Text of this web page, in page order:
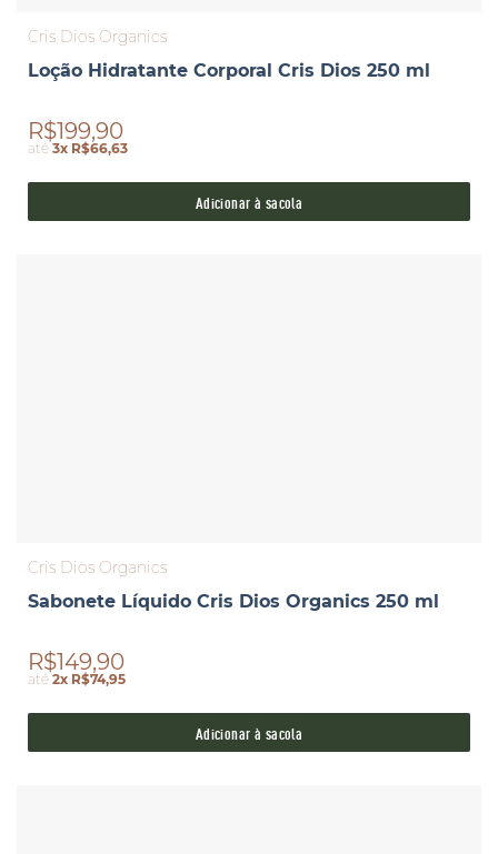
Cris Dios Organics
Loção Hidratante Corporal Cris Dios 250 ml
R$199,90
até3x R$66,63
Adicionar à sacola
Cris Dios Organics
Sabonete Líquido Cris Dios Organics 250 ml
R$149,90
até2x R$74,95
Adicionar à sacola